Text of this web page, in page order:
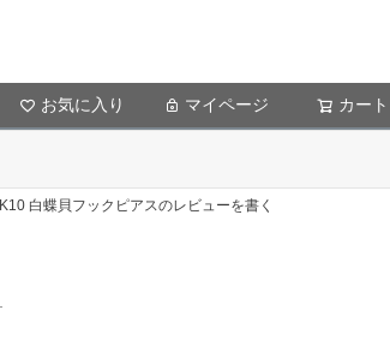
お気に入り マイページ カート
K10 白蝶貝フックピアスのレビューを書く